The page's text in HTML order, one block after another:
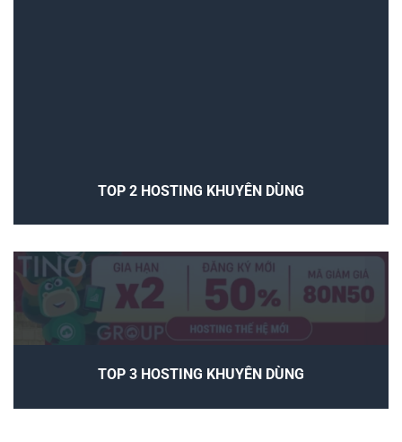
TOP 2 HOSTING KHUYÊN DÙNG
TOP 3 HOSTING KHUYÊN DÙNG